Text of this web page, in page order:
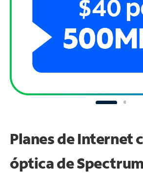
Planes de Internet
óptica de